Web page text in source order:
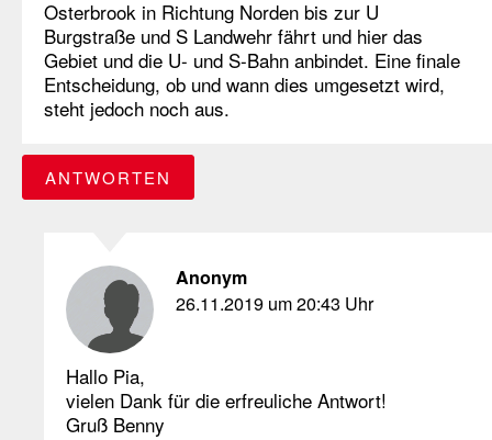
Osterbrook in Richtung Norden bis zur U
Burgstraße und S Landwehr fährt und hier das
Gebiet und die U- und S-Bahn anbindet. Eine finale
Entscheidung, ob und wann dies umgesetzt wird,
steht jedoch noch aus.
ANTWORTEN
Anonym
26.11.2019 um 20:43 Uhr
Hallo Pia,
vielen Dank für die erfreuliche Antwort!
Gruß Benny